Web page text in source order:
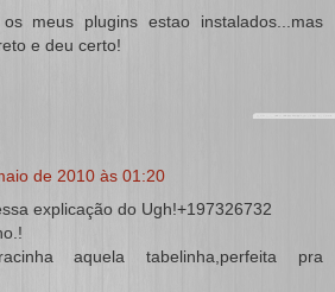
meus plugins estao instalados...mas
e deu certo!
de 2010 às 01:20
explicação do Ugh!+197326732
aquela tabelinha,perfeita pra